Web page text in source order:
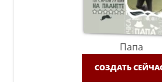
Папа
СОЗДАТЬ